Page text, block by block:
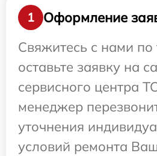
1
Оформление
Свяжитесь с нами
оставьте заявку на
сервисного центра
менеджер
уточнения
условий ремонта